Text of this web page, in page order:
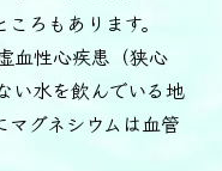
ろもあります。
血性心疾患（狭心
い水を飲んでいる地
グネシウムは血管